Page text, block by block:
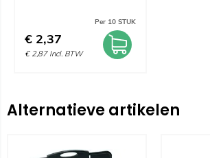
Per 10 STUK
€ 2,37
€ 2,87 Incl. BTW
Alternatieve artikelen